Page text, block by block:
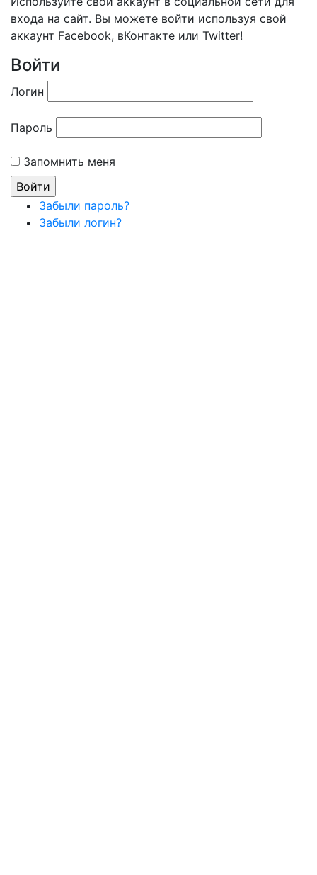
входа на сайт. Вы можете войти используя свой
аккаунт Facebook, вКонтакте или Twitter!
Войти
Логин
Пароль
Запомнить меня
Забыли пароль?
Забыли логин?